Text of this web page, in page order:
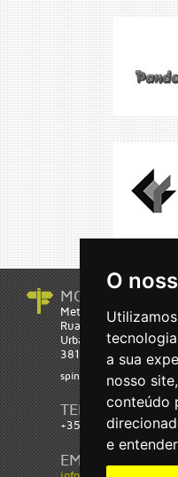
O
a sua
nosso
conteúdo
e
MORADA
Metatheke Software
Rua Eng.º Carlos Bóia
Urbanização Glicínias
3810-702 Aveiro
spin-off da
TELEFONE
+351 234 287 203
EMAIL